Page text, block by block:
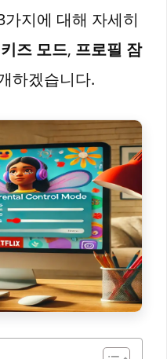
가지에 대해 자세히
키즈 모드, 프로필 잠
하겠습니다.